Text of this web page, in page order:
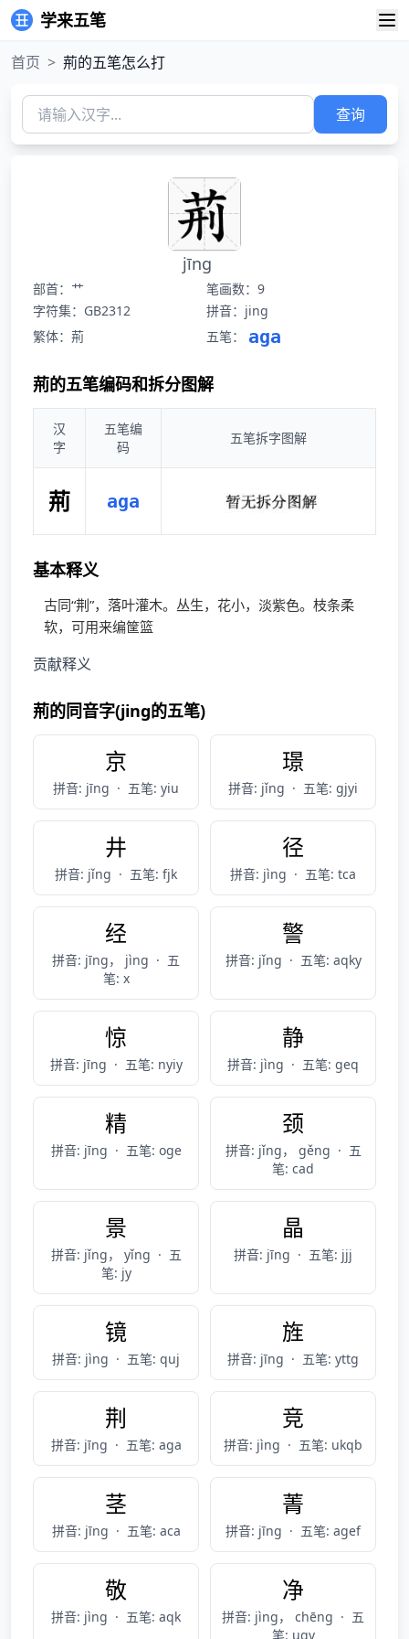
学来五笔
首页 > 荊的五笔怎么打
查询
jīng
部首：艹
笔画数：9
字符集：GB2312
拼音：jing
繁体：荊
五笔： aga
荊的五笔编码和拆分图解
汉
字
五笔编
码
五笔拆字图解
荊 aga
基本释义
古同“荆”，落叶灌木。丛生，花小，淡紫色。枝条柔
软，可用来编筐篮
贡献释义
荊的同音字(jing的五笔)
京
拼音: jīng · 五笔: yiu
璟
拼音: jǐng · 五笔: gjyi
井
拼音: jǐng · 五笔: fjk
径
拼音: jìng · 五笔: tca
经
拼音: jīng， jìng · 五
笔: x
警
拼音: jǐng · 五笔: aqky
惊
拼音: jīng · 五笔: nyiy
静
拼音: jìng · 五笔: geq
精
拼音: jīng · 五笔: oge
颈
拼音: jǐng， gěng · 五
笔: cad
景
拼音: jǐng， yǐng · 五
笔: jy
晶
拼音: jīng · 五笔: jjj
镜
拼音: jìng · 五笔: quj
旌
拼音: jīng · 五笔: yttg
荆
拼音: jīng · 五笔: aga
竞
拼音: jìng · 五笔: ukqb
茎
拼音: jīng · 五笔: aca
菁
拼音: jīng · 五笔: agef
敬
拼音: jìng · 五笔: aqk
净
拼音: jìng， chēng · 五
笔: uqv